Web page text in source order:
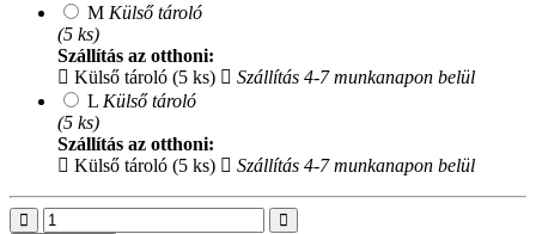
M Külső tároló
(5 ks)
Szállítás az otthoni:
Külső tároló (5 ks)
Szállítás 4-7 munkanapon belül
L Külső tároló
(5 ks)
Szállítás az otthoni:
Külső tároló (5 ks)
Szállítás 4-7 munkanapon belül